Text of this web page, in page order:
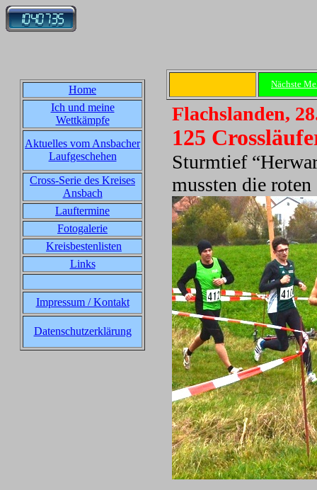
Home
Ich und meine
Wettkämpfe
Aktuelles vom Ansbacher
Laufgeschehen
Cross-Serie des Kreises
Ansbach
Lauftermine
Fotogalerie
Kreisbestenlisten
Links
Impressum / Kontakt
Datenschutzerklärung
Nächste
Flachslanden,
125
Sturmtief
mussten die